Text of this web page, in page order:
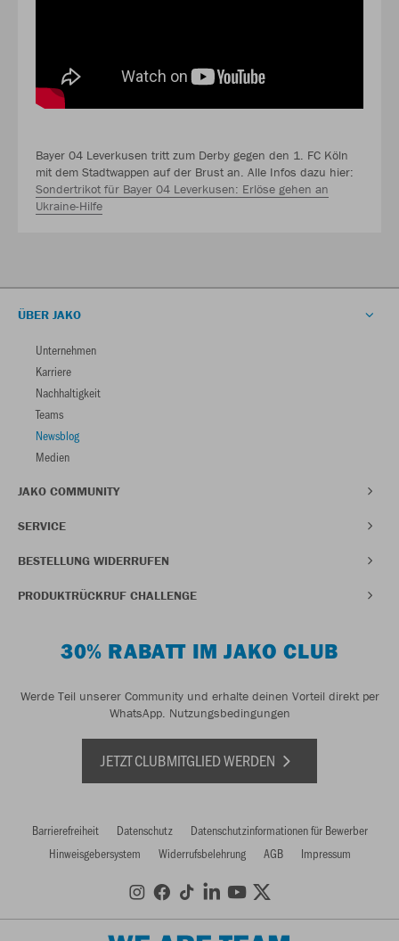
Bayer 04 Leverkusen tritt zum Derby gegen den 1. FC Köln
mit dem Stadtwappen auf der Brust an. Alle Infos dazu hier:
Sondertrikot für Bayer 04 Leverkusen: Erlöse gehen an
Ukraine-Hilfe
ÜBER JAKO
Unternehmen
Karriere
Nachhaltigkeit
Teams
Newsblog
Medien
JAKO COMMUNITY
SERVICE
BESTELLUNG WIDERRUFEN
PRODUKTRÜCKRUF CHALLENGE
30% RABATT IM JAKO CLUB
Werde Teil unserer Community und erhalte deinen Vorteil direkt per
WhatsApp. Nutzungsbedingungen
JETZT CLUBMITGLIED WERDEN
Barrierefreiheit Datenschutz
Datenschutzinformationen für Bewerber
Hinweisgebersystem
Widerrufsbelehrung AGB Impressum